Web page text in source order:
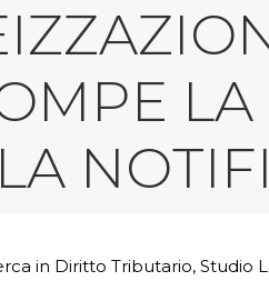
in Diritto Tributario, Studio